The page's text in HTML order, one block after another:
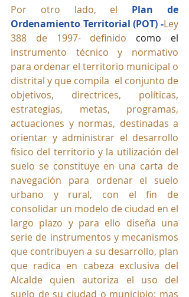
Por otro lado, el Plan de
Ordenamiento Territorial (POT) -Ley
388 de 1997- definido como el
instrumento técnico y normativo
para ordenar el territorio municipal o
distrital y que compila  el conjunto de
objetivos, directrices, políticas,
estrategias, metas, programas,
actuaciones y normas, destinadas a
orientar y administrar el desarrollo
físico del territorio y la utilización del
suelo se constituye en una carta de
navegación para ordenar el suelo
urbano y rural, con el fin de
consolidar un modelo de ciudad en el
largo plazo y para ello diseña una
serie de instrumentos y mecanismos
que contribuyen a su desarrollo, plan
que radica en cabeza exclusiva del
Alcalde quien autoriza el uso del
suelo de su ciudad o municipio; mas